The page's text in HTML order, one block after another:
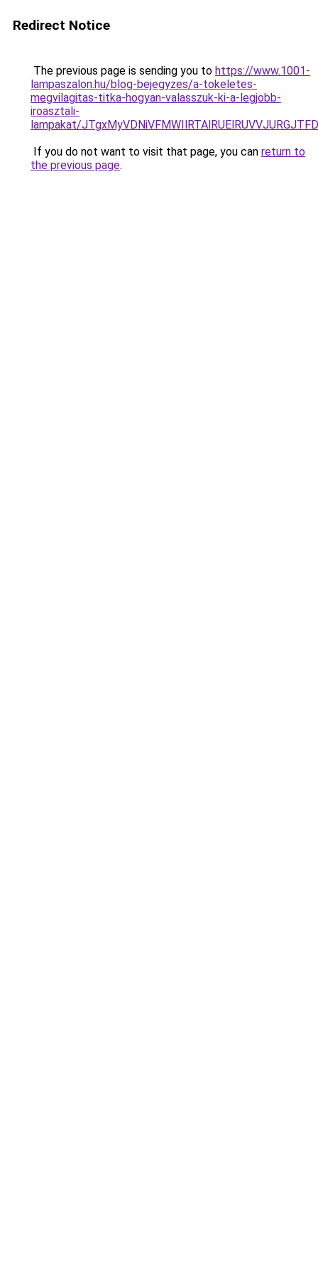
Redirect Notice
The previous page is sending you to https://www.1001-
lampaszalon.hu/blog-bejegyzes/a-tokeletes-
megvilagitas-titka-hogyan-valasszuk-ki-a-legjobb-
iroasztali-
lampakat/
If you do not want to visit that page, you can return to
the previous page.